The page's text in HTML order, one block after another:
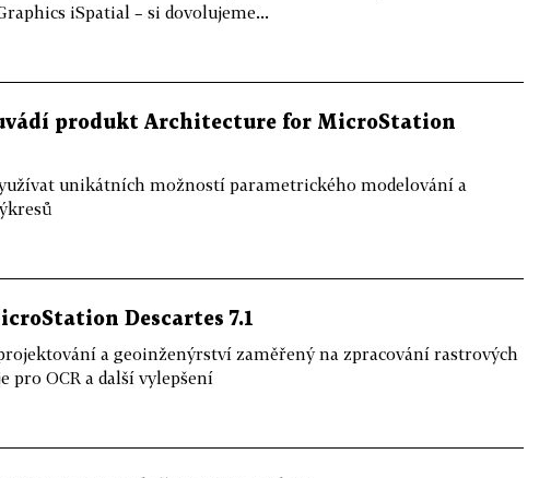
iSpatial – si dovolujeme...
produkt Architecture for MicroStation
unikátních možností parametrického modelování a
Descartes 7.1
a geoinženýrství zaměřený na zpracování rastrových
pro OCR a další vylepšení